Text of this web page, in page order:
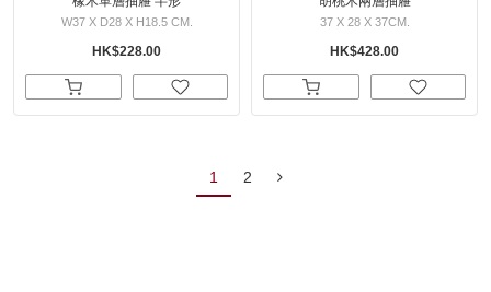
W37 X D28 X H18.5 CM.
HK$228.00
37 X 28 X 37CM.
HK$428.00
1 2